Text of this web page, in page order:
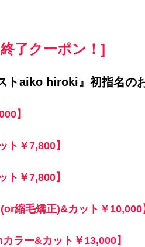
了クーポン！]
トaiko hiroki』初指名の
】
ト￥7,800】
ト￥7,800】
(or縮毛矯正)&カット￥10,000
カラー&カット￥13,000】